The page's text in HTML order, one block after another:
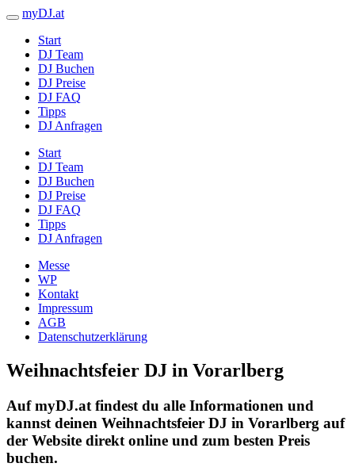
myDJ.at
Start
DJ Team
DJ Buchen
DJ Preise
DJ FAQ
Tipps
DJ Anfragen
Start
DJ Team
DJ Buchen
DJ Preise
DJ FAQ
Tipps
DJ Anfragen
Messe
WP
Kontakt
Impressum
AGB
Datenschutzerklärung
Weihnachtsfeier DJ in Vorarlberg
Auf myDJ.at findest du alle Informationen und
kannst deinen Weihnachtsfeier DJ in Vorarlberg auf
der Website direkt online und zum besten Preis
buchen.